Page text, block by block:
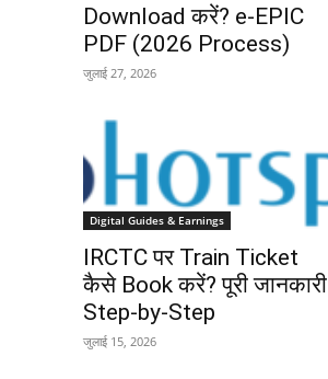
Download करें? e-EPIC
PDF (2026 Process)
जुलाई 27, 2026
Digital Guides & Earnings
IRCTC पर Train Ticket
कैसे Book करें? पूरी जानकारी
Step-by-Step
जुलाई 15, 2026